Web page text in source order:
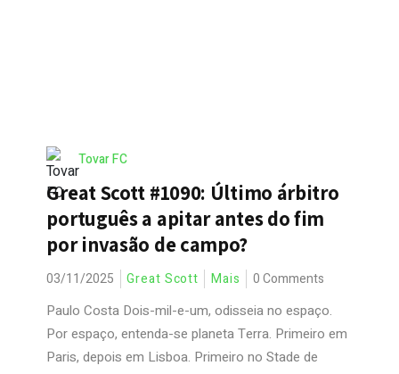
Tovar FC
Great Scott #1090: Último árbitro
português a apitar antes do fim
por invasão de campo?
03/11/2025 Great Scott Mais 0 Comments
Paulo Costa Dois-mil-e-um, odisseia no espaço.
Por espaço, entenda-se planeta Terra. Primeiro em
Paris, depois em Lisboa. Primeiro no Stade de